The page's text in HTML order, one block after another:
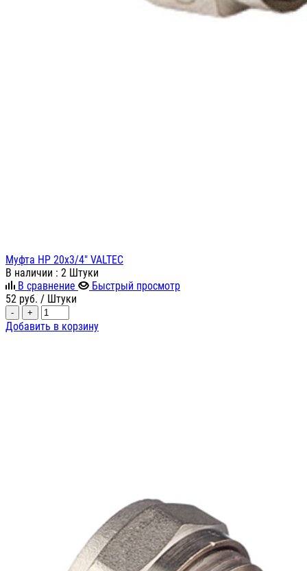
Муфта НР 20х3/4" VALTEC
В наличии : 2 Штуки
В сравнение
Быстрый просмотр
52 руб. / Штуки
- +
Добавить в корзину